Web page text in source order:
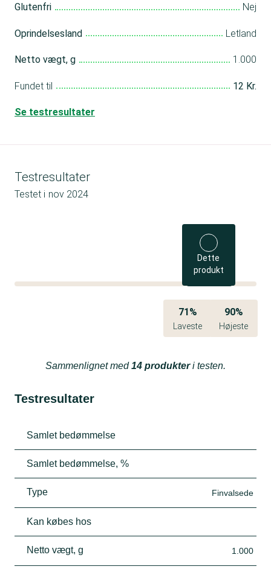
Glutenfri Nej
Oprindelsesland Letland
Netto vægt, g 1.000
Fundet til 12 Kr.
Se testresultater
Testresultater
Testet i nov 2024
Dette
produkt
71%
Laveste
90%
Højeste
Sammenlignet med14 produkteri testen.
Testresultater
Samlet bedømmelse
Samlet bedømmelse, %
Type Finvalsede
Kan købes hos
Netto vægt, g 1.000